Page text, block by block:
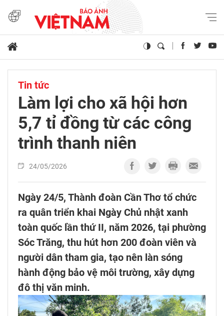
Tin tức
Làm lợi cho xã hội hơn
5,7 tỉ đồng từ các công
trình thanh niên
24/05/2026
Ngày 24/5, Thành đoàn Cần Thơ tổ chức
ra quân triển khai Ngày Chủ nhật xanh
toàn quốc lần thứ II, năm 2026, tại phường
Sóc Trăng, thu hút hơn 200 đoàn viên và
người dân tham gia, tạo nên làn sóng
hành động bảo vệ môi trường, xây dựng
đô thị văn minh.